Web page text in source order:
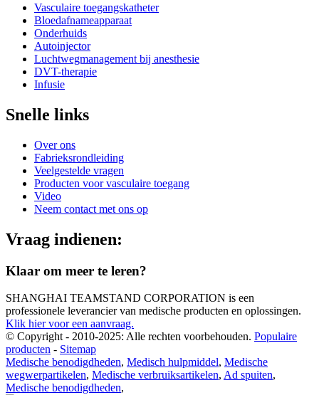
Vasculaire toegangskatheter
Bloedafnameapparaat
Onderhuids
Autoinjector
Luchtwegmanagement bij anesthesie
DVT-therapie
Infusie
Snelle links
Over ons
Fabrieksrondleiding
Veelgestelde vragen
Producten voor vasculaire toegang
Video
Neem contact met ons op
Vraag indienen:
Klaar om meer te leren?
SHANGHAI TEAMSTAND CORPORATION is een
professionele leverancier van medische producten en oplossingen.
Klik hier voor een aanvraag.
© Copyright - 2010-2025: Alle rechten voorbehouden. Populaire
producten - Sitemap
Medische benodigdheden, Medisch hulpmiddel, Medische
wegwerpartikelen, Medische verbruiksartikelen, Ad spuiten,
Medische benodigdheden,